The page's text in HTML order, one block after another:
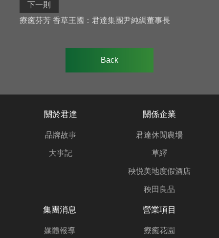
下一則
療癒芬芳 香草王國：君達集團尹純綢董事長
Back
關於君達
品牌故事
大事記
關係企業
君達休閒農場
草繹
秧悦美地度假酒店
秧田良品
集團消息
媒體報導
營業項目
療癒花園